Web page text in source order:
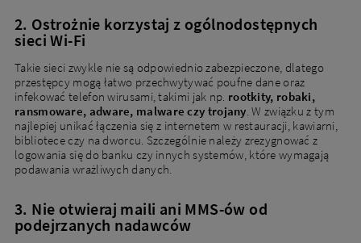
2. Ostrożnie korzystaj z ogólnodostępnych
sieci Wi-Fi
Takie sieci zwykle nie są odpowiednio zabezpieczone, dlatego
przestępcy mogą łatwo przechwytywać poufne dane oraz
infekować telefon wirusami, takimi jak np. rootkity, robaki,
ransmoware, adware, malware czy trojany . W związku z tym
najlepiej unikać łączenia się z internetem w restauracji, kawiarni,
bibliotece czy na dworcu. Szczególnie należy zrezygnować z
logowania się do banku czy innych systemów, które wymagają
podawania wrażliwych danych.
3. Nie otwieraj maili ani MMS-ów od
podejrzanych nadawców